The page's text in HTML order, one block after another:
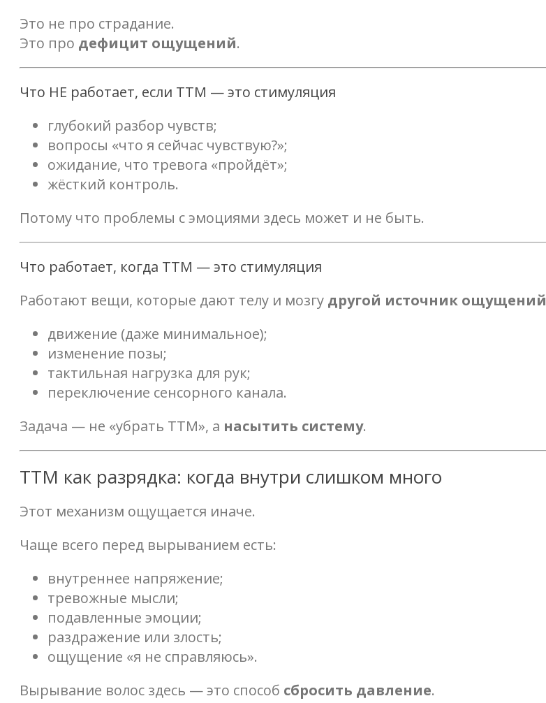
Это не про страдание.
Это про дефицит ощущений.
Что НЕ работает, если ТТМ — это стимуляция
глубокий разбор чувств;
вопросы «что я сейчас чувствую?»;
ожидание, что тревога «пройдёт»;
жёсткий контроль.
Потому что проблемы с эмоциями здесь может и не быть.
Что работает, когда ТТМ — это стимуляция
Работают вещи, которые дают телу и мозгу другой источник ощущений
движение (даже минимальное);
изменение позы;
тактильная нагрузка для рук;
переключение сенсорного канала.
Задача — не «убрать ТТМ», а насытить систему.
ТТМ как разрядка: когда внутри слишком много
Этот механизм ощущается иначе.
Чаще всего перед вырыванием есть:
внутреннее напряжение;
тревожные мысли;
подавленные эмоции;
раздражение или злость;
ощущение «я не справляюсь».
Вырывание волос здесь — это способ сбросить давление.